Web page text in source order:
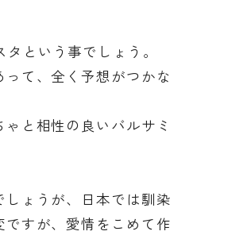
という事でしょう。
て、全く予想がつかな
と相性の良いバルサミ
ょうが、日本では馴染
すが、愛情をこめて作